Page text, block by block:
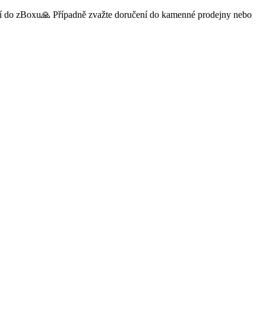
zBoxu🙏 Případně zvažte doručení do kamenné prodejny nebo